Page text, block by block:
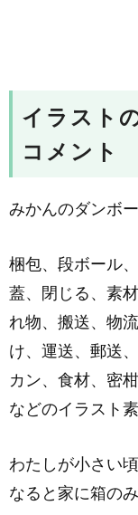
イラスト
コメント
みかんのダンボ
梱包、段ボール
蓋、閉じる、素
れ物、搬送、物
け、運送、郵送
カン、食材、密
などのイラスト
わたしが小さい
なると家に箱の